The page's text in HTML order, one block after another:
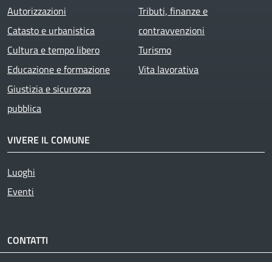
Autorizzazioni
Catasto e urbanistica
Cultura e tempo libero
Educazione e formazione
Giustizia e sicurezza
pubblica
Tributi, finanze e
contravvenzioni
Turismo
Vita lavorativa
VIVERE IL COMUNE
Luoghi
Eventi
CONTATTI